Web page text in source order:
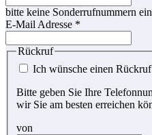
bitte keine Sonderrufnummern
E-Mail Adresse *
Rückruf
Ich wünsche einen Rückruf
Bitte geben Sie Ihre
wir Sie am besten erreichen
von